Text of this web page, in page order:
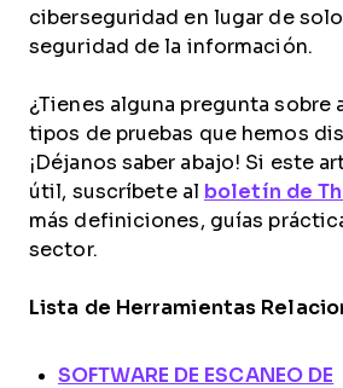
ciberseguridad en lugar de
seguridad de la información.
¿Tienes alguna pregunta sobre
tipos de pruebas que hemos
¡Déjanos saber abajo! Si este
útil, suscríbete al boletín de
más definiciones, guías
sector.
Lista de Herramientas
SOFTWARE DE ESCANEO DE